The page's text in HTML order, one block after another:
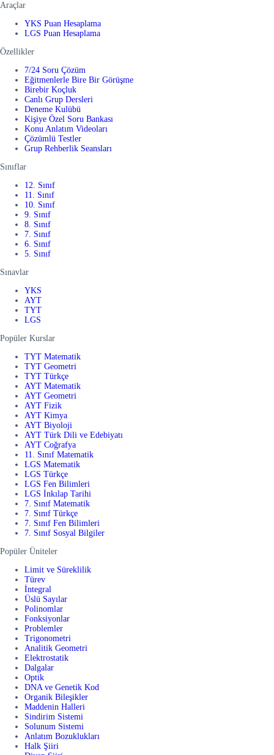
Araçlar
YKS Puan Hesaplama
LGS Puan Hesaplama
Özellikler
7/24 Soru Çözüm
Eğitmenlerle Bire Bir Görüşme
Birebir Koçluk
Canlı Grup Dersleri
Deneme Kulübü
Kişiye Özel Soru Bankası
Konu Anlatım Videoları
Çözümlü Testler
Grup Rehberlik Seansları
Sınıflar
12. Sınıf
11. Sınıf
10. Sınıf
9. Sınıf
8. Sınıf
7. Sınıf
6. Sınıf
5. Sınıf
Sınavlar
YKS
AYT
TYT
LGS
Popüler Kurslar
TYT Matematik
TYT Geometri
TYT Türkçe
AYT Matematik
AYT Geometri
AYT Fizik
AYT Kimya
AYT Biyoloji
AYT Türk Dili ve Edebiyatı
AYT Coğrafya
11. Sınıf Matematik
LGS Matematik
LGS Türkçe
LGS Fen Bilimleri
LGS İnkılap Tarihi
7. Sınıf Matematik
7. Sınıf Türkçe
7. Sınıf Fen Bilimleri
7. Sınıf Sosyal Bilgiler
Popüler Üniteler
Limit ve Süreklilik
Türev
İntegral
Üslü Sayılar
Polinomlar
Fonksiyonlar
Problemler
Trigonometri
Analitik Geometri
Elektrostatik
Dalgalar
Optik
DNA ve Genetik Kod
Organik Bileşikler
Maddenin Halleri
Sindirim Sistemi
Solunum Sistemi
Anlatım Bozuklukları
Halk Şiiri